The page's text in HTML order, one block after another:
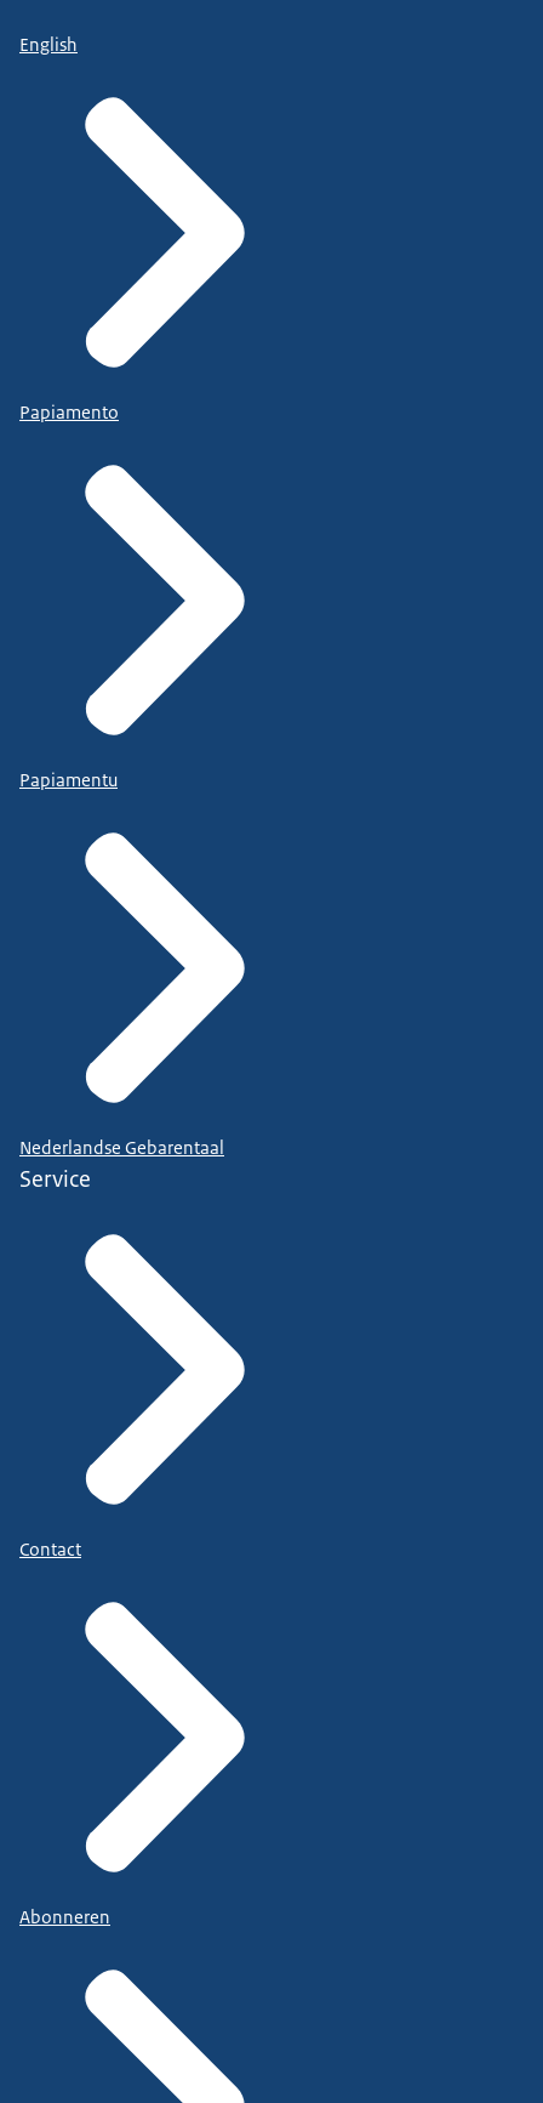
English
Papiamento
Papiamentu
Nederlandse Gebarentaal
Service
Contact
Abonneren